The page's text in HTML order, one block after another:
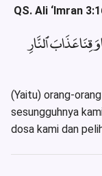
QS. Ali ‘Imran
وَقِنَا عَذَابَ ٱلنَّارِ
(Yaitu) orang-
sesungguhnya
dosa kami dan